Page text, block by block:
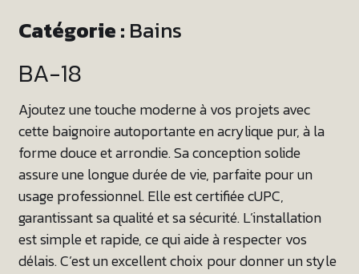
Catégorie : Bains
BA-18
Ajoutez une touche moderne à vos projets avec
cette baignoire autoportante en acrylique pur, à la
forme douce et arrondie. Sa conception solide
assure une longue durée de vie, parfaite pour un
usage professionnel. Elle est certifiée cUPC,
garantissant sa qualité et sa sécurité. L’installation
est simple et rapide, ce qui aide à respecter vos
délais. C’est un excellent choix pour donner un style